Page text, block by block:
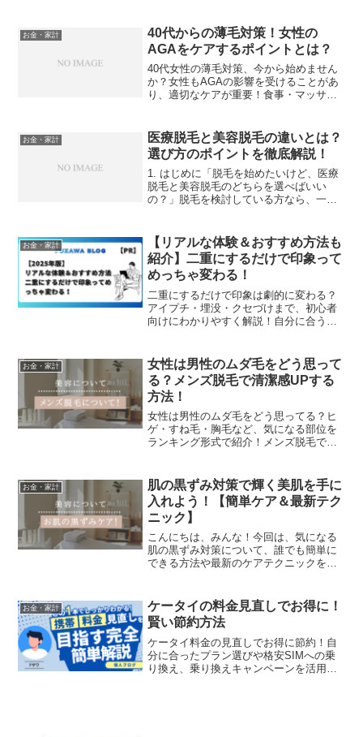
お金・家計
40代からの薄毛対策！女性の
AGAをケアするポイントとは？
40代女性の薄毛対策、今から始めません
か？女性もAGAの影響を受けることがあ
り、適切なケアが重要！食事・マッサー
合った対策を見つけましょう！
お金・家計
医療脱毛と美容脱毛の違いとは？
選び方のポイントを徹底解説！
1. はじめに「脱毛を始めたいけど、医療
脱毛と美容脱毛のどちらを選べばいい
の？」脱毛を検討している方なら、一度
も、ムダ毛をケアするための方法です
が、それぞれ効果や費用、施...
お金・家計
【リアルな体験＆おすすめ方法も
紹介】二重にするだけで印象って
めっちゃ変わる！
二重にするだけで印象は劇的に変わる？
アイプチ・埋没・クセづけまで、初心者
向けにわかりやすく解説！自分に合う方
お金・家計
女性は男性のムダ毛をどう思って
る？メンズ脱毛で清潔感UPする
方法！
女性は男性のムダ毛をどう思ってる？ヒ
ゲ・すね毛・胸毛など、気になる部位を
ランキング形式で紹介！メンズ脱毛で清
ックも紹介！
お金・家計
肌の黒ずみ対策で輝く美肌を手に
入れよう！【簡単ケア＆最新テク
ニック】
こんにちは、みんな！今回は、気になる
肌の黒ずみ対策について、誰でも簡単に
できる方法や最新のケアテクニックを徹
をお届けするね！肌の黒ずみって何？そ
の原因を知ろう！肌の黒ず...
お金・家計
ケータイの料金見直しでお得に！
賢い節約方法
ケータイ料金の見直しでお得に節約！自
分に合ったプラン選びや格安SIMへの乗
り換え、乗り換えキャンペーンを活用し